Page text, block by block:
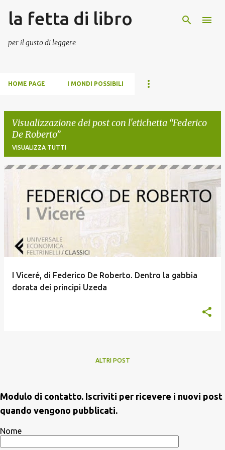
Passa ai contenuti principali
la fetta di libro
per il gusto di leggere
HOME PAGE I MONDI POSSIBILI
Visualizzazione dei post con l'etichetta Federico
De Roberto
VISUALIZZA TUTTI
I Viceré, di Federico De Roberto. Dentro la gabbia
dorata dei principi Uzeda
ALTRI POST
Modulo di contatto. Iscriviti per ricevere i nuovi post
quando vengono pubblicati.
Nome